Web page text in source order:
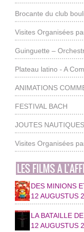
Brocante du club
Visites Organisées
Guinguette –
Plateau latino - A
ANIMATIONS
FESTIVAL BACH
JOUTES NAUTIQUES
Visites Organisées
LES FILMS A
DES MINIONS
12 AUGUSTUS
LA BATAILLE
12 AUGUSTUS